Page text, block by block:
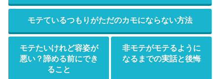
モテているつもりがただのカモにならない方法
モテたいけれど容姿が
悪い？諦める前にでき
ること
非モテがモテるように
なるまでの実話と後悔